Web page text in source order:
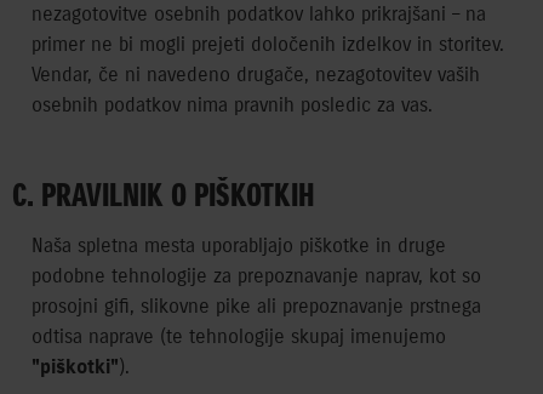
nezagotovitve osebnih podatkov lahko prikrajšani – na
primer ne bi mogli prejeti določenih izdelkov in storitev.
Vendar, če ni navedeno drugače, nezagotovitev vaših
osebnih podatkov nima pravnih posledic za vas.
C. PRAVILNIK O PIŠKOTKIH
Naša spletna mesta uporabljajo piškotke in druge
podobne tehnologije za prepoznavanje naprav, kot so
prosojni gifi, slikovne pike ali prepoznavanje prstnega
odtisa naprave (te tehnologije skupaj imenujemo
"piškotki").